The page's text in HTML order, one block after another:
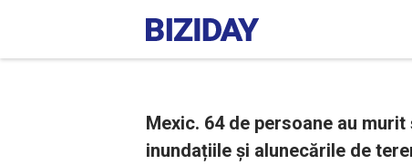
Mexic. 64 de persoane au
inundațiile și alunecările de